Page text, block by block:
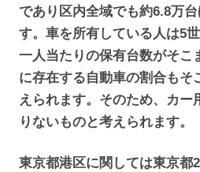
であり区内全域でも約6.8万
す。車を所有している人は5
一人当たりの保有台数がそこ
に存在する自動車の割合もそ
えられます。そのため、カー
りないものと考えられます。
東京都港区に関しては東京都